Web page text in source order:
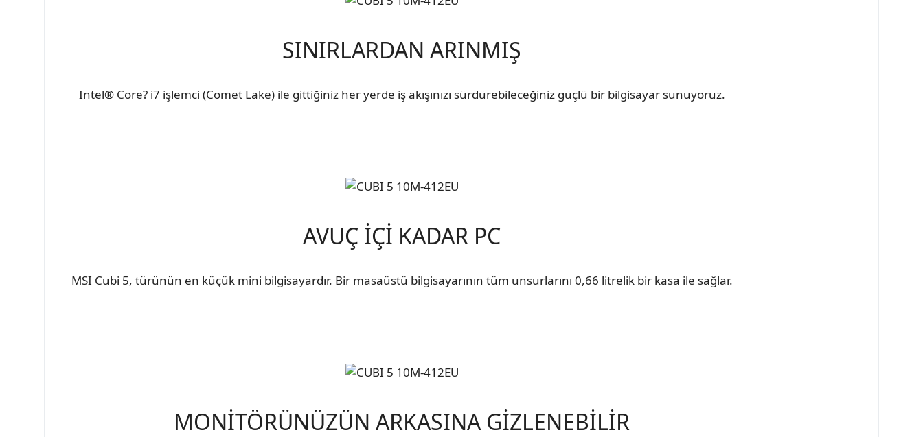
SINIRLARDAN ARINMIŞ
Intel® Core? i7 işlemci (Comet Lake) ile gittiğiniz her yerde iş akışınızı sürdürebileceğiniz güçlü bir bilgisayar sunuyoruz.
AVUÇ İÇİ KADAR PC
MSI Cubi 5, türünün en küçük mini bilgisayardır. Bir masaüstü bilgisayarının tüm unsurlarını 0,66 litrelik bir kasa ile sağlar.
MONİTÖRÜNÜZÜN ARKASINA GİZLENEBİLİR